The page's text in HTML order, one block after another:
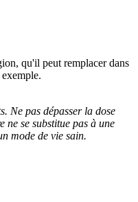
qu'il peut remplacer dans
Ne pas dépasser la dose
ne se substitue pas à une
mode de vie sain.